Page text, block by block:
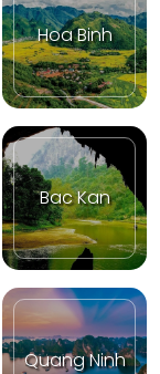
Hoa Binh
Bac Kan
Quang Ninh